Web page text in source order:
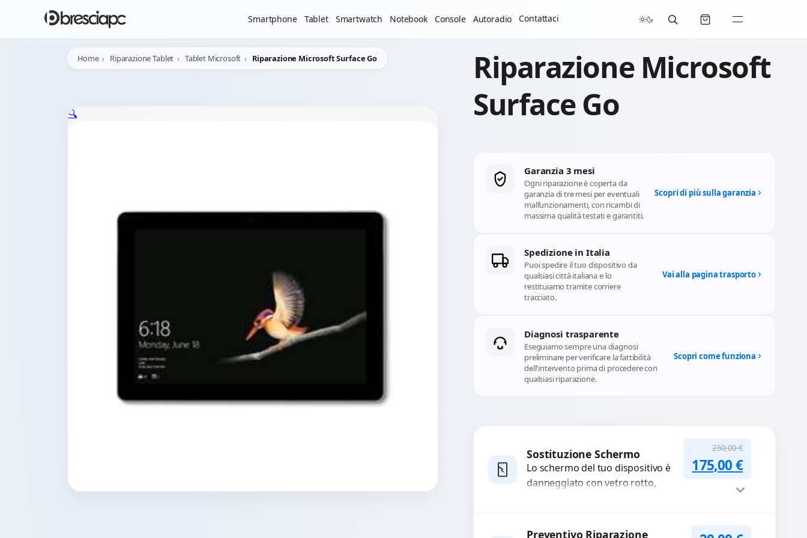
Smartphone Tablet Smartwatch Notebook Console Autoradio Contattaci
Home Riparazione Tablet Tablet Microsoft Riparazione Microsoft Surface Go
🔍
Riparazione Microsoft
Surface Go
Garanzia 3 mesi
Ogni riparazione è coperta da
garanzia di tre mesi per eventuali
malfunzionamenti, con ricambi di
massima qualità testati e garantiti.
Scopri di più sulla garanzia
Spedizione in Italia
Puoi spedire il tuo dispositivo da
qualsiasi città italiana e lo
restituiamo tramite corriere
tracciato.
Vai alla pagina trasporto
Diagnosi trasparente
Eseguiamo sempre una diagnosi
preliminare per verificare la fattibilità
dell'intervento prima di procedere con
qualsiasi riparazione.
Scopri come funziona
Sostituzione Schermo
Lo schermo del tuo dispositivo è
danneggiato con vetro rotto,
completi...
250,00€
Il prezzo originale
175,00€Il prezzo
Preventivo Riparazione